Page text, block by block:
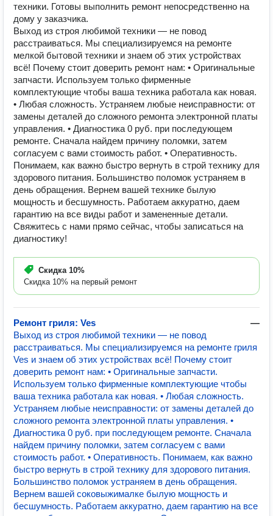
техники. Готовы выполнить ремонт непосредственно на
дому у заказчика.
Выход из строя любимой техники — не повод
расстраиваться. Мы специализируемся на ремонте
мелкой бытовой техники и знаем об этих устройствах
всё! Почему стоит доверить ремонт нам: • Оригинальные
запчасти. Используем только фирменные
комплектующие чтобы ваша техника работала как новая.
• Любая сложность. Устраняем любые неисправности: от
замены деталей до сложного ремонта электронной платы
управления. • Диагностика 0 руб. при последующем
ремонте. Сначала найдем причину поломки, затем
согласуем с вами стоимость работ. • Оперативность.
Понимаем, как важно быстро вернуть в строй технику для
здорового питания. Большинство поломок устраняем в
день обращения. Вернем вашей технике былую
мощность и бесшумность. Работаем аккуратно, даем
гарантию на все виды работ и замененные детали.
Свяжитесь с нами прямо сейчас, чтобы записаться на
диагностику!
Скидка 10%
Скидка 10% на первый ремонт
Ремонт гриля: Ves
—
Выход из строя любимой техники — не повод
расстраиваться. Мы специализируемся на ремонте гриля
Ves и знаем об этих устройствах всё! Почему стоит
доверить ремонт нам: • Оригинальные запчасти.
Используем только фирменные комплектующие чтобы
ваша техника работала как новая. • Любая сложность.
Устраняем любые неисправности: от замены деталей до
сложного ремонта электронной платы управления. •
Диагностика 0 руб. при последующем ремонте. Сначала
найдем причину поломки, затем согласуем с вами
стоимость работ. • Оперативность. Понимаем, как важно
быстро вернуть в строй технику для здорового питания.
Большинство поломок устраняем в день обращения.
Вернем вашей соковыжималке былую мощность и
бесшумность. Работаем аккуратно, даем гарантию на все